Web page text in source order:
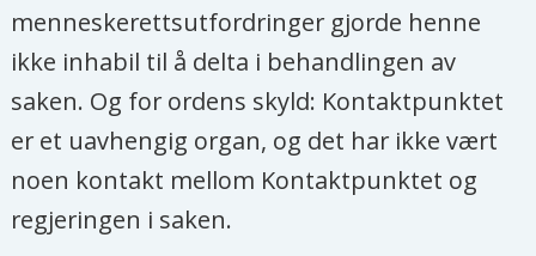
menneskerettsutfordringer gjorde henne
ikke inhabil til å delta i behandlingen av
saken. Og for ordens skyld: Kontaktpunktet
er et uavhengig organ, og det har ikke vært
noen kontakt mellom Kontaktpunktet og
regjeringen i saken.